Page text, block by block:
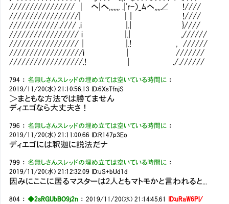
//////////////// │ ヘ|へ,,,,,,, .|'r-）_ﾑヘ,,,,∠ !////
/////////////////| ｜| !////
////////////.//// .i |.| }////
///////////////// i |.| ,//////
/////////////////│ |.! , //////
//////////////////i | ///////
//////////////////.! | ././/////
794 ： 名無しさんスレッドの埋め立ては空いている時間に ：
2019/11/20(水) 21:10:56.13 ID:6XsTfnjS
＞まともな方法では勝てません
ディエゴなら大丈夫さ！
796 ： 名無しさんスレッドの埋め立ては空いている時間に ：
2019/11/20(水) 21:11:00.66 ID:R147p3Eo
ディエゴには釈迦に説法だナ
799 ： 名無しさんスレッドの埋め立ては空いている時間に ：
2019/11/20(水) 21:12:32.09 ID:uS+bUd1d
因みにここに居るマスターは2人ともマトモかと言われると...
804 ：◆2sRGUbBO9j2n ：2019/11/20(水) 21:14:45.61 ID:uRaW6Pl/